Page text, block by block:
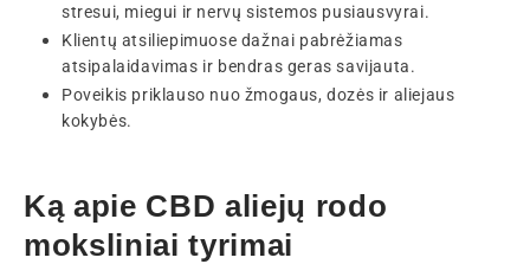
stresui, miegui ir nervų sistemos pusiausvyrai.
Klientų atsiliepimuose dažnai pabrėžiamas
atsipalaidavimas ir bendras geras savijauta.
Poveikis priklauso nuo žmogaus, dozės ir aliejaus
kokybės.
Ką apie CBD aliejų rodo
moksliniai tyrimai